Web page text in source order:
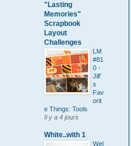
"Lasting
Memories"
Scrapbook
Layout
Challenges
LM
#81
0 -
Jill'
s
Fav
orit
e Things: Tools
Il y a 4 jours
White..with 1
Wel